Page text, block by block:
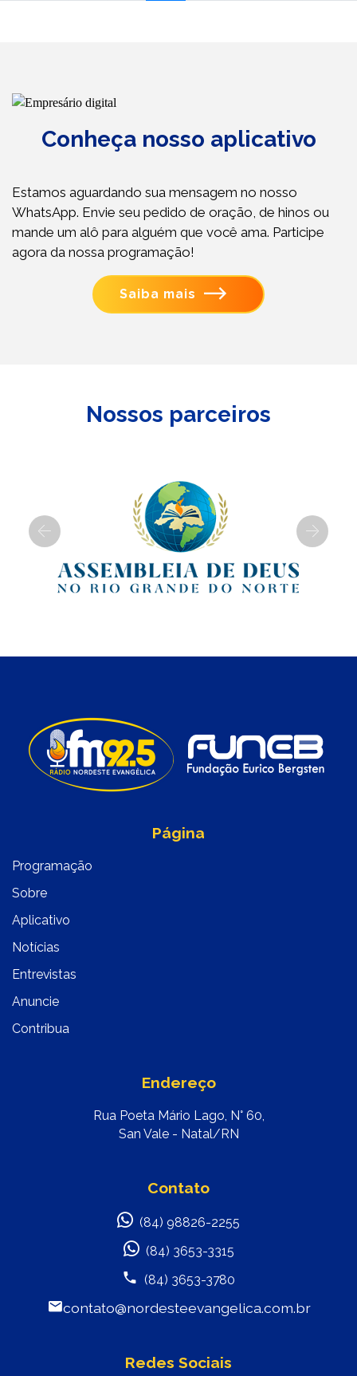
Conheça nosso aplicativo
Estamos aguardando sua mensagem no nosso
WhatsApp. Envie seu pedido de oração, de hinos ou
mande um alô para alguém que você ama. Participe
agora da nossa programação!
Saiba mais
Nossos parceiros
Previous Next
Página
Programação
Sobre
Aplicativo
Notícias
Entrevistas
Anuncie
Contribua
Endereço
Rua Poeta Mário Lago, N° 60,
San Vale - Natal/RN
Contato
(84) 98826-2255
(84) 3653-3315
(84) 3653-3780
contato@nordesteevangelica.com.br
Redes Sociais